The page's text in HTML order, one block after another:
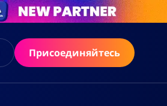
Присоединяйтесь